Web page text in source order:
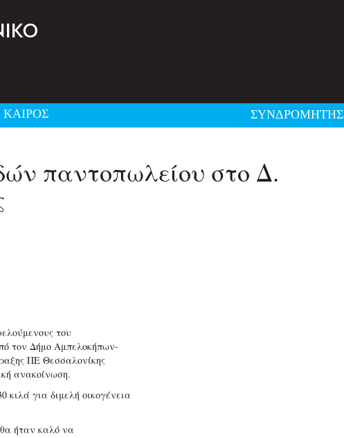
ΚΑΙΡΟΣ ΣΥΝΔΡΟΜΗΤΗΣ
παντοπωλείου στο Δ.
του
τον Δήμο Αμπελοκήπων-
ΠΕ Θεσσαλονίκης
ανακοίνωση.
κιλά για διμελή οικογένεια
ήταν καλό να